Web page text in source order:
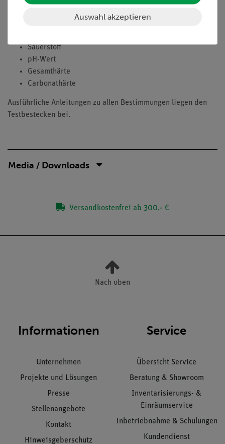
Sauerstoff
pH-Wert
Gesamthärte
Carbonathärte
Ausführliche Anleitungen zu allen Bestimmungen liegen den
Testbestecken bei.
Media / Downloads
Versandkostenfrei ab 300,- €
Nach oben
Informationen
Unternehmen
Projekte und Lösungen
Presse
Stellenangebote
Kontakt
Hinweisgeberschutz
Service
Übersicht Service
Beratung & Showroom
Inventarisierungs- &
Einräumservice
Inbetriebnahme & Schulungen
Kundendienst
Auswahl akzeptieren